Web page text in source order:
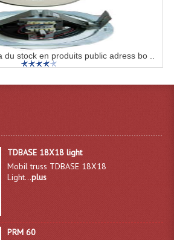
19" Standard Betonex
Trolley De Transport
& Housses De Transport
19" STYLE VSR (capot En L)
Effets Fumées, Mousses, Liquid
Projection Et Jet De CO2
du stock en produits public adress bo ..
TDBASE 18X18 light
Mobil truss TDBASE 18X18
Light...plus
PRM 60